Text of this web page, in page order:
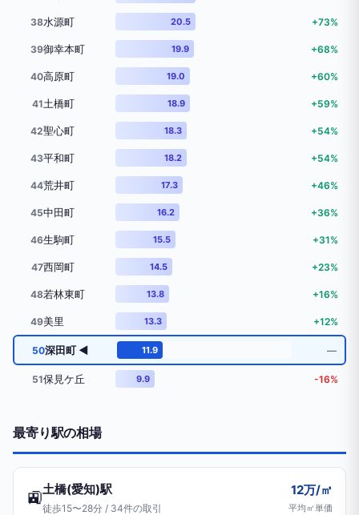
38水源町 20.5 +73%
39御幸本町 19.9 +68%
40高原町 19.0 +60%
41土橋町 18.9 +59%
42聖心町 18.3 +54%
43平和町 18.2 +54%
44荒井町 17.3 +46%
45中田町 16.2 +36%
46生駒町 15.5 +31%
47西岡町 14.5 +23%
48若林東町 13.8 +16%
49美里 13.3 +12%
50深田町 ◀ 11.9 ―
51保見ケ丘 9.9 -16%
最寄り駅の相場
🚉土橋(愛知)駅
徒歩15〜28分 / 34件の取引
12万/㎡
平均㎡単価